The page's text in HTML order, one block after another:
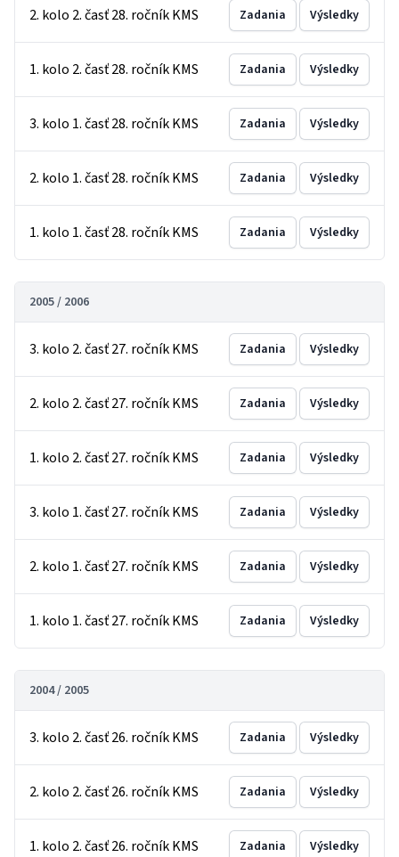
2. kolo 2. časť 28. ročník KMS Zadania Výsledky
1. kolo 2. časť 28. ročník KMS Zadania Výsledky
3. kolo 1. časť 28. ročník KMS Zadania Výsledky
2. kolo 1. časť 28. ročník KMS Zadania Výsledky
1. kolo 1. časť 28. ročník KMS Zadania Výsledky
2005 / 2006
3. kolo 2. časť 27. ročník KMS Zadania Výsledky
2. kolo 2. časť 27. ročník KMS Zadania Výsledky
1. kolo 2. časť 27. ročník KMS Zadania Výsledky
3. kolo 1. časť 27. ročník KMS Zadania Výsledky
2. kolo 1. časť 27. ročník KMS Zadania Výsledky
1. kolo 1. časť 27. ročník KMS Zadania Výsledky
2004 / 2005
3. kolo 2. časť 26. ročník KMS Zadania Výsledky
2. kolo 2. časť 26. ročník KMS Zadania Výsledky
1. kolo 2. časť 26. ročník KMS Zadania Výsledky